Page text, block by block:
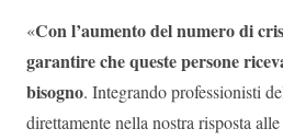
«Con l’aumento del numero di
garantire che queste persone
bisogno. Integrando professionisti
direttamente nella nostra risposta